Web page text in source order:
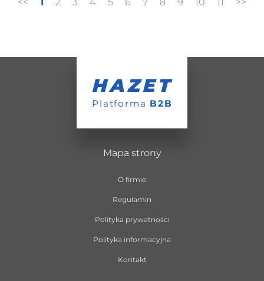
HAZET
Platforma B2B
Mapa strony
O firmie
Regulamin
Polityka prywatności
Polityka informacyjna
Kontakt